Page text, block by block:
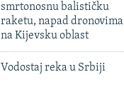
smrtonosnu balističku
raketu, napad dronovima
na Kijevsku oblast
Vodostaj reka u Srbiji